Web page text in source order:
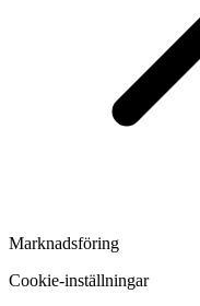
Marknadsföring
Cookie-inställningar